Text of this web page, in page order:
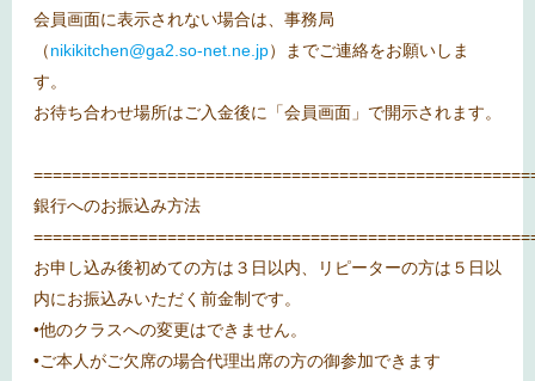
会員画面に表示されない場合は、事務局
（nikikitchen@ga2.so-net.ne.jp）までご連絡をお願いしま
す。
お待ち合わせ場所はご入金後に「会員画面」で開示されます。
銀行へのお振込み方法
お申し込み後初めての方は３日以内、リピーターの方は５日以
内にお振込みいただく前金制です。
•他のクラスへの変更はできません。
•ご本人がご欠席の場合代理出席の方の御参加できます